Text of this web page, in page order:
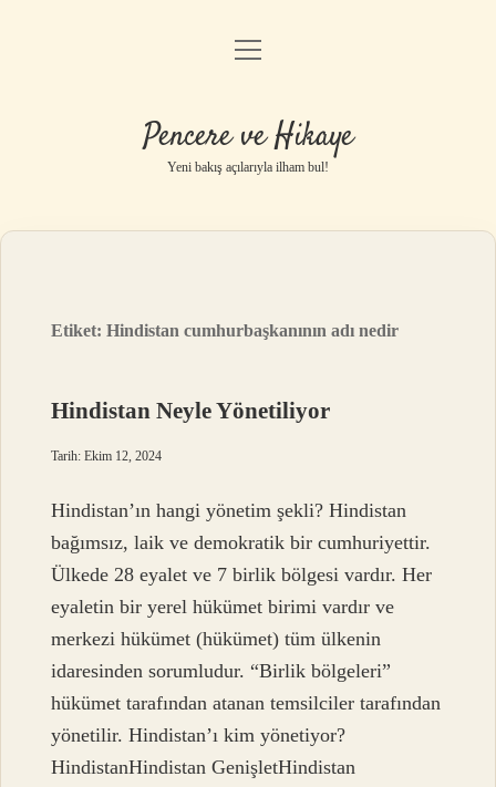
Anasayfa
Yasal Uyarı
menüyü
Pencere ve Hikaye
Yeni bakış açılarıyla ilham bul!
Etiket:Hindistan cumhurbaşkanının adı nedir
Hindistan Neyle Yönetiliyor
Tarih: Ekim 12, 2024
Hindistan’ın hangi yönetim şekli? Hindistan
bağımsız, laik ve demokratik bir cumhuriyettir.
Ülkede 28 eyalet ve 7 birlik bölgesi vardır. Her
eyaletin bir yerel hükümet birimi vardır ve
merkezi hükümet (hükümet) tüm ülkenin
idaresinden sorumludur. “Birlik bölgeleri”
hükümet tarafından atanan temsilciler tarafından
yönetilir. Hindistan’ı kim yönetiyor?
HindistanHindistan GenişletHindistan